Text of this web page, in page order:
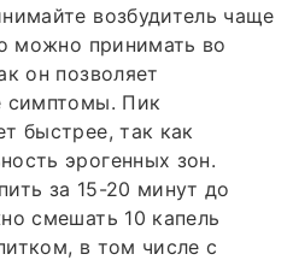
возбудитель чаще
можно принимать во
он позволяет
симптомы. Пик
быстрее, так как
эрогенных зон.
за 15-20 минут до
смешать 10 капель
в том числе с